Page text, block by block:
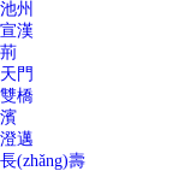
池州
宣漢
荊
天門
雙橋
濱
澄邁
長(zhǎng)壽